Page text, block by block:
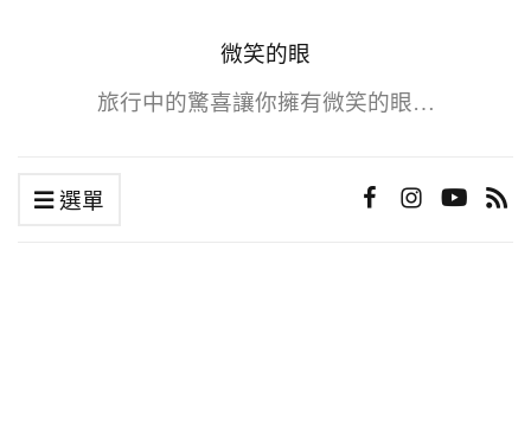
微笑的眼
旅行中的驚喜讓你擁有微笑的眼…
選單